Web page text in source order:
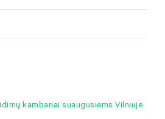
kambariai suaugusiems Vilniuje